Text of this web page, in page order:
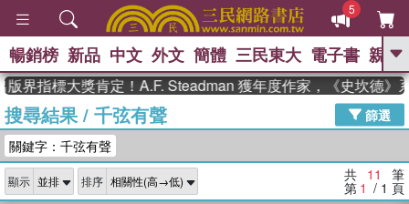
5
GO
高希均教授回憶錄
、 The Odyssey 、 父親節 、 如果歷
獎 臺灣漫遊錄 、 方念華 、 台灣的李
登輝時代
數學女孩：黎曼猜想 、
暢銷榜 新品 中文 外文 簡體 三民東大 電子書 親子
指標大獎肯定！A.F. Steadman 獲年度作家，《史坎德》系
搜尋結果/ 千弦有聲
篩選
關鍵字：千弦有聲
顯示 排序 共 11 筆
第 1 / 1 頁